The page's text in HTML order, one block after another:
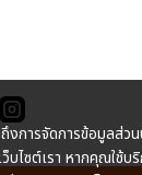
งการจัดการข้อมูลส่ว
ไซต์เรา หากคุณใช้บ